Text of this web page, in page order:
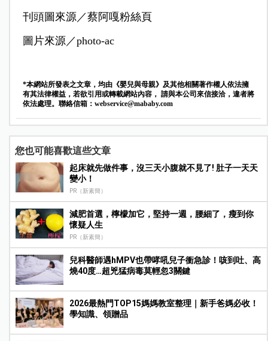
刊頭圖來源／蔡阿嘎粉絲頁
圖片來源／photo-ac
*本網站所發表之文章，均由《嬰兒與母親》及其他相關著作權人依法擁
有其法律權益，若欲引用或轉載網站內容， 請與本公司來信接洽，違者將
依法處理。聯絡信箱： webservice@mababy.com
您也可能喜歡這些文章
起床就先做件事，沒三天小腹就不見了! 肚子一天天
變小！
PR（新素簡）
減肥首選，檸檬加它，堅持一週，腰細了，瘦到你
懷疑人生
PR（新素簡）
兒科醫師遇hMPV也帶哮吼兒子衝急診！咳到吐、高
燒40度…超兇猛病毒莫輕忽3關鍵
2026最熱門TOP15媽媽教室整理｜新手爸媽必收！
學知識、領贈品